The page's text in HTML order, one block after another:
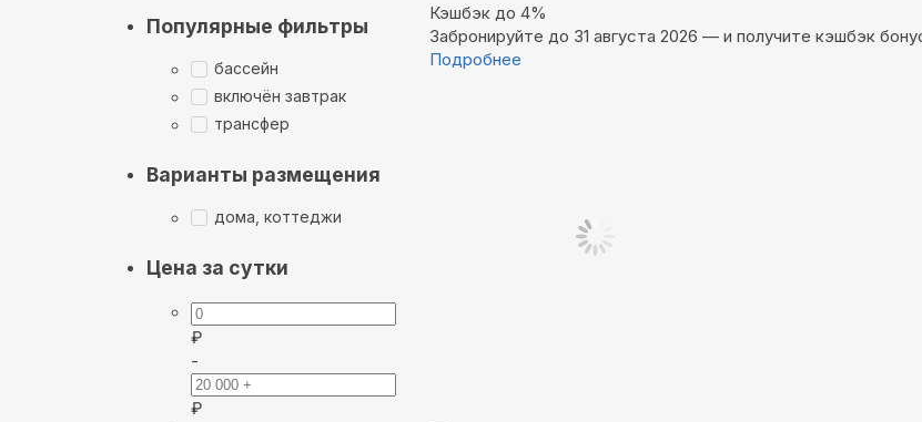
Популярные фильтры
бассейн
включён завтрак
трансфер
Варианты размещения
дома, коттеджи
Цена за сутки
₽
-
₽
Кэшбэк до 4%
Забронируйте до 31 августа 2026 — и получите кэшбэк
Подробнее